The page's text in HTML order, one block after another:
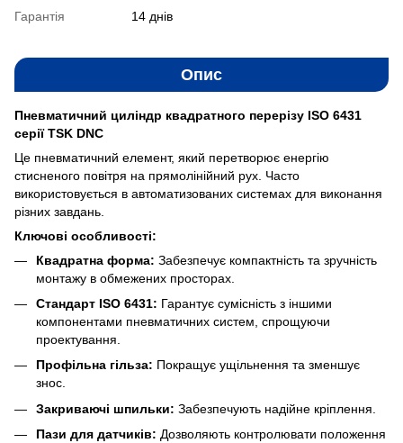
Гарантія 14 днів
Опис
Пневматичний циліндр квадратного перерізу ISO 6431
серії TSK DNC
Це пневматичний елемент, який перетворює енергію
стисненого повітря на прямолінійний рух. Часто
використовується в автоматизованих системах для виконання
різних завдань.
Ключові особливості:
Квадратна форма: Забезпечує компактність та зручність
монтажу в обмежених просторах.
Стандарт ISO 6431: Гарантує сумісність з іншими
компонентами пневматичних систем, спрощуючи
проектування.
Профільна гільза: Покращує ущільнення та зменшує
знос.
Закриваючі шпильки: Забезпечують надійне кріплення.
Пази для датчиків: Дозволяють контролювати положення